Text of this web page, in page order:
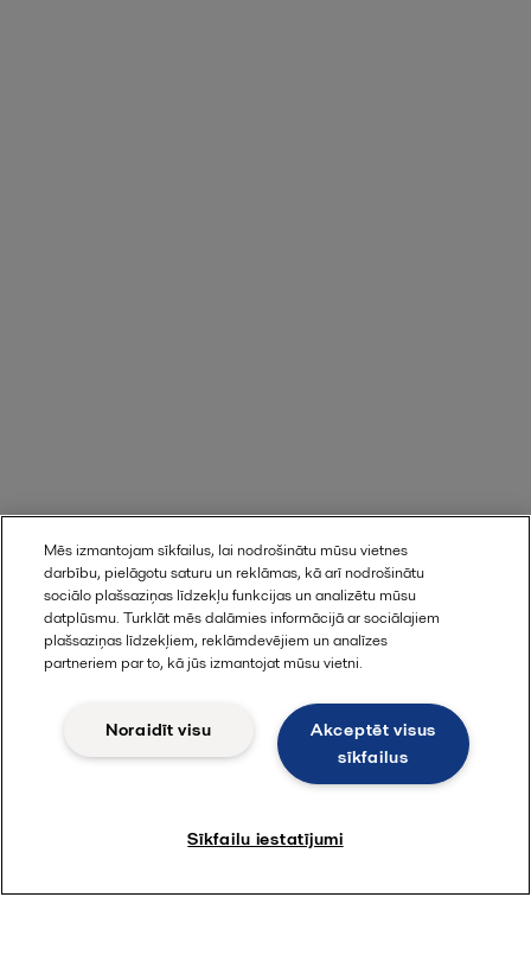
Mēs izmantojam sīkfailus, lai nodrošinātu mūsu vietnes
darbību, pielāgotu saturu un reklāmas, kā arī nodrošinātu
sociālo plašsaziņas līdzekļu funkcijas un analizētu mūsu
datplūsmu. Turklāt mēs dalāmies informācijā ar sociālajiem
plašsaziņas līdzekļiem, reklāmdevējiem un analīzes
partneriem par to, kā jūs izmantojat mūsu vietni.
Akceptēt visus
sīkfailus
Noraidīt visu
Sīkfailu iestatījumi